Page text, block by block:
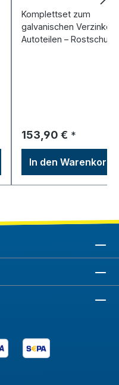
Komplettset zum
galvanischen Verzinken
Autoteilen – Rostschutz,
Regulärer Preis:
153,90 € *
In den Warenkorb